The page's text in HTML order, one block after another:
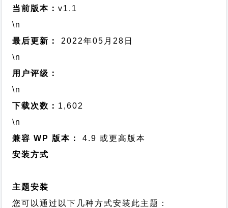
当前版本：v1.1
\n
最后更新：
2022年05月28日
\n
用户评级：
\n
下载次数： 1,602
\n
兼容 WP 版本：
4.9 或更高版本
安装方式
主题安装
您可以通过以下几种方式安装此主题：